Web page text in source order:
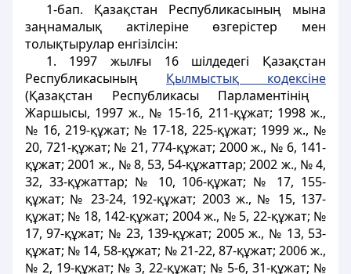
1-бап. Қазақстан Республикасының мына
заңнамалық актілеріне өзгерістер мен
толықтырулар енгізілсін:
1. 1997 жылғы 16 шілдедегі Қазақстан
Республикасының Қылмыстық кодексіне
(Қазақстан Республикасы Парламентінің
Жаршысы, 1997 ж., № 15-16, 211-құжат; 1998 ж.,
№ 16, 219-құжат; № 17-18, 225-құжат; 1999 ж., №
20, 721-құжат; № 21, 774-құжат; 2000 ж., № 6, 141-
құжат; 2001 ж., № 8, 53, 54-құжаттар; 2002 ж., № 4,
32, 33-құжаттар; № 10, 106-құжат; № 17, 155-
құжат; № 23-24, 192-құжат; 2003 ж., № 15, 137-
құжат; № 18, 142-құжат; 2004 ж., № 5, 22-құжат; №
17, 97-құжат; № 23, 139-құжат; 2005 ж., № 13, 53-
құжат; № 14, 58-құжат; № 21-22, 87-құжат; 2006 ж.,
№ 2, 19-құжат; № 3, 22-құжат; № 5-6, 31-құжат; №